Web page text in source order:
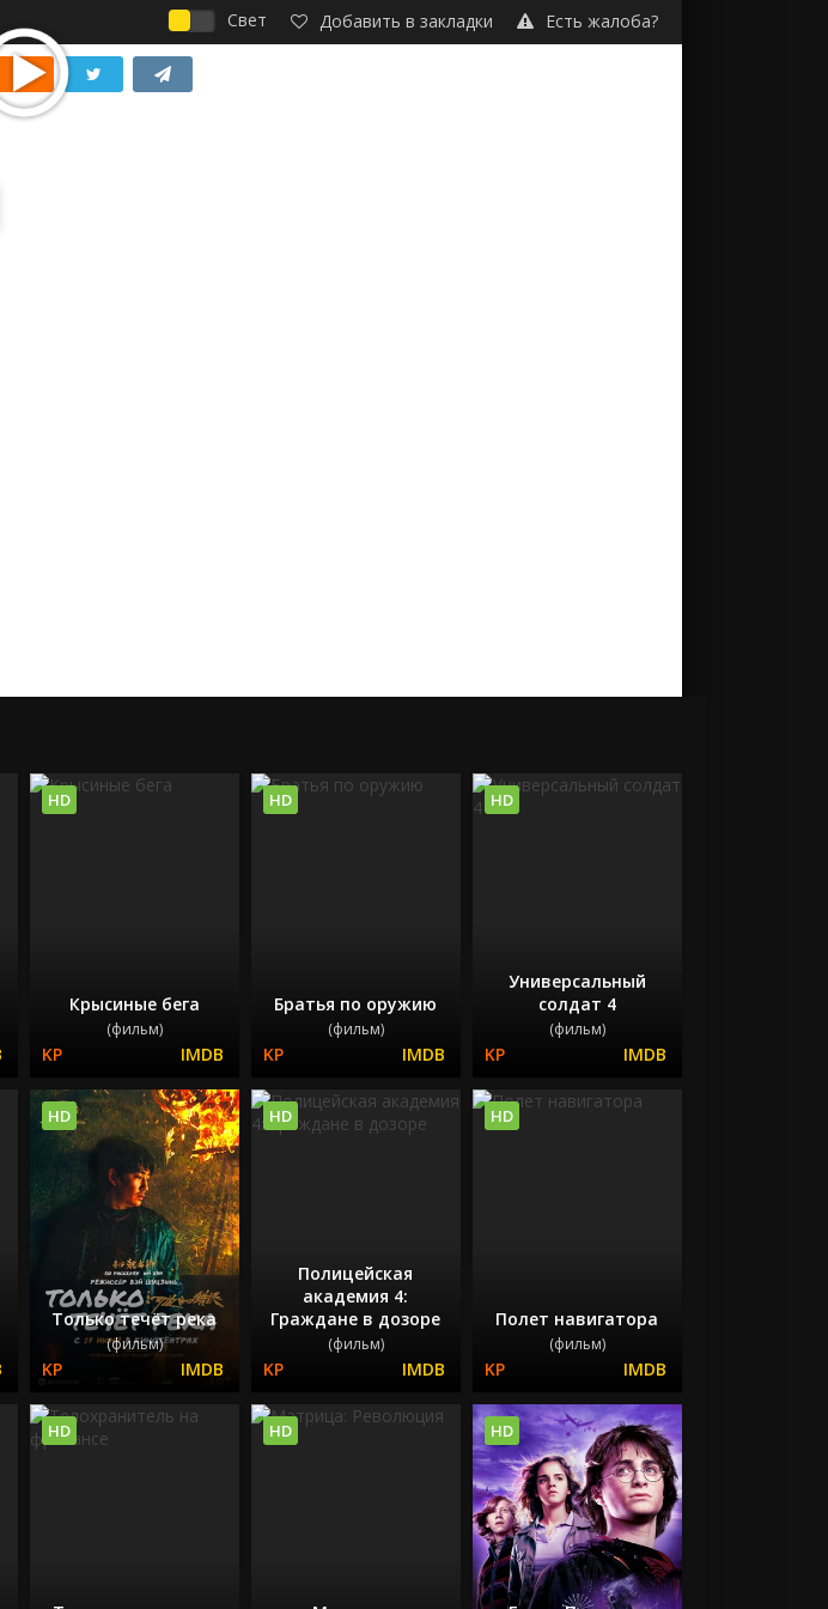
Свет Добавить в закладки Есть жалоба?
Крысиные бега
(фильм)
HD
Братья по оружию
(фильм)
HD
Универсальный
солдат 4
(фильм)
HD
Только течёт река
(фильм)
HD
Полицейская
академия 4:
Граждане в дозоре
(фильм)
HD
Полет навигатора
(фильм)
HD
HD HD HD